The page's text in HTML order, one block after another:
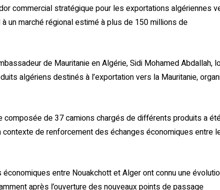
commercial stratégique pour les exportations algériennes
un marché régional estimé à plus de 150 millions de
de Mauritanie en Algérie, Sidi Mohamed Abdallah,
algériens destinés à l’exportation vers la Mauritanie,
composée de 37 camions chargés de différents produits a
contexte de renforcement des échanges économiques entre
entre Nouakchott et Alger ont connu une
après l’ouverture des nouveaux points de passage